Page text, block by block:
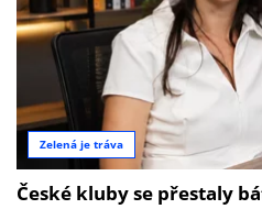
Zelená je tráva
České kluby se přestaly